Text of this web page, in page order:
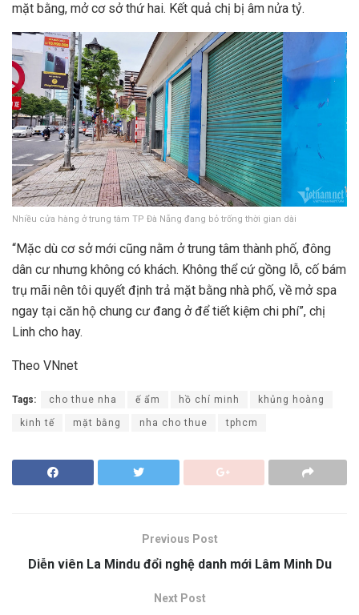
mặt bằng, mở cơ sở thứ hai. Kết quả chị bị âm nửa tỷ.
Nhiều cửa hàng ở trung tâm TP Đà Nẵng đang bỏ trống thời gian dài
“Mặc dù cơ sở mới cũng nằm ở trung tâm thành phố, đông
dân cư nhưng không có khách. Không thể cứ gồng lỗ, cố bám
trụ mãi nên tôi quyết định trả mặt bằng nhà phố, về mở spa
ngay tại căn hộ chung cư đang ở để tiết kiệm chi phí”, chị
Linh cho hay.
Theo VNnet
Tags: cho thue nha ế ẩm hồ chí minh khủng hoàng
kinh tế mặt bằng nha cho thue tphcm
Previous Post
Diễn viên La Mindu đổi nghệ danh mới Lâm Minh Du
Next Post